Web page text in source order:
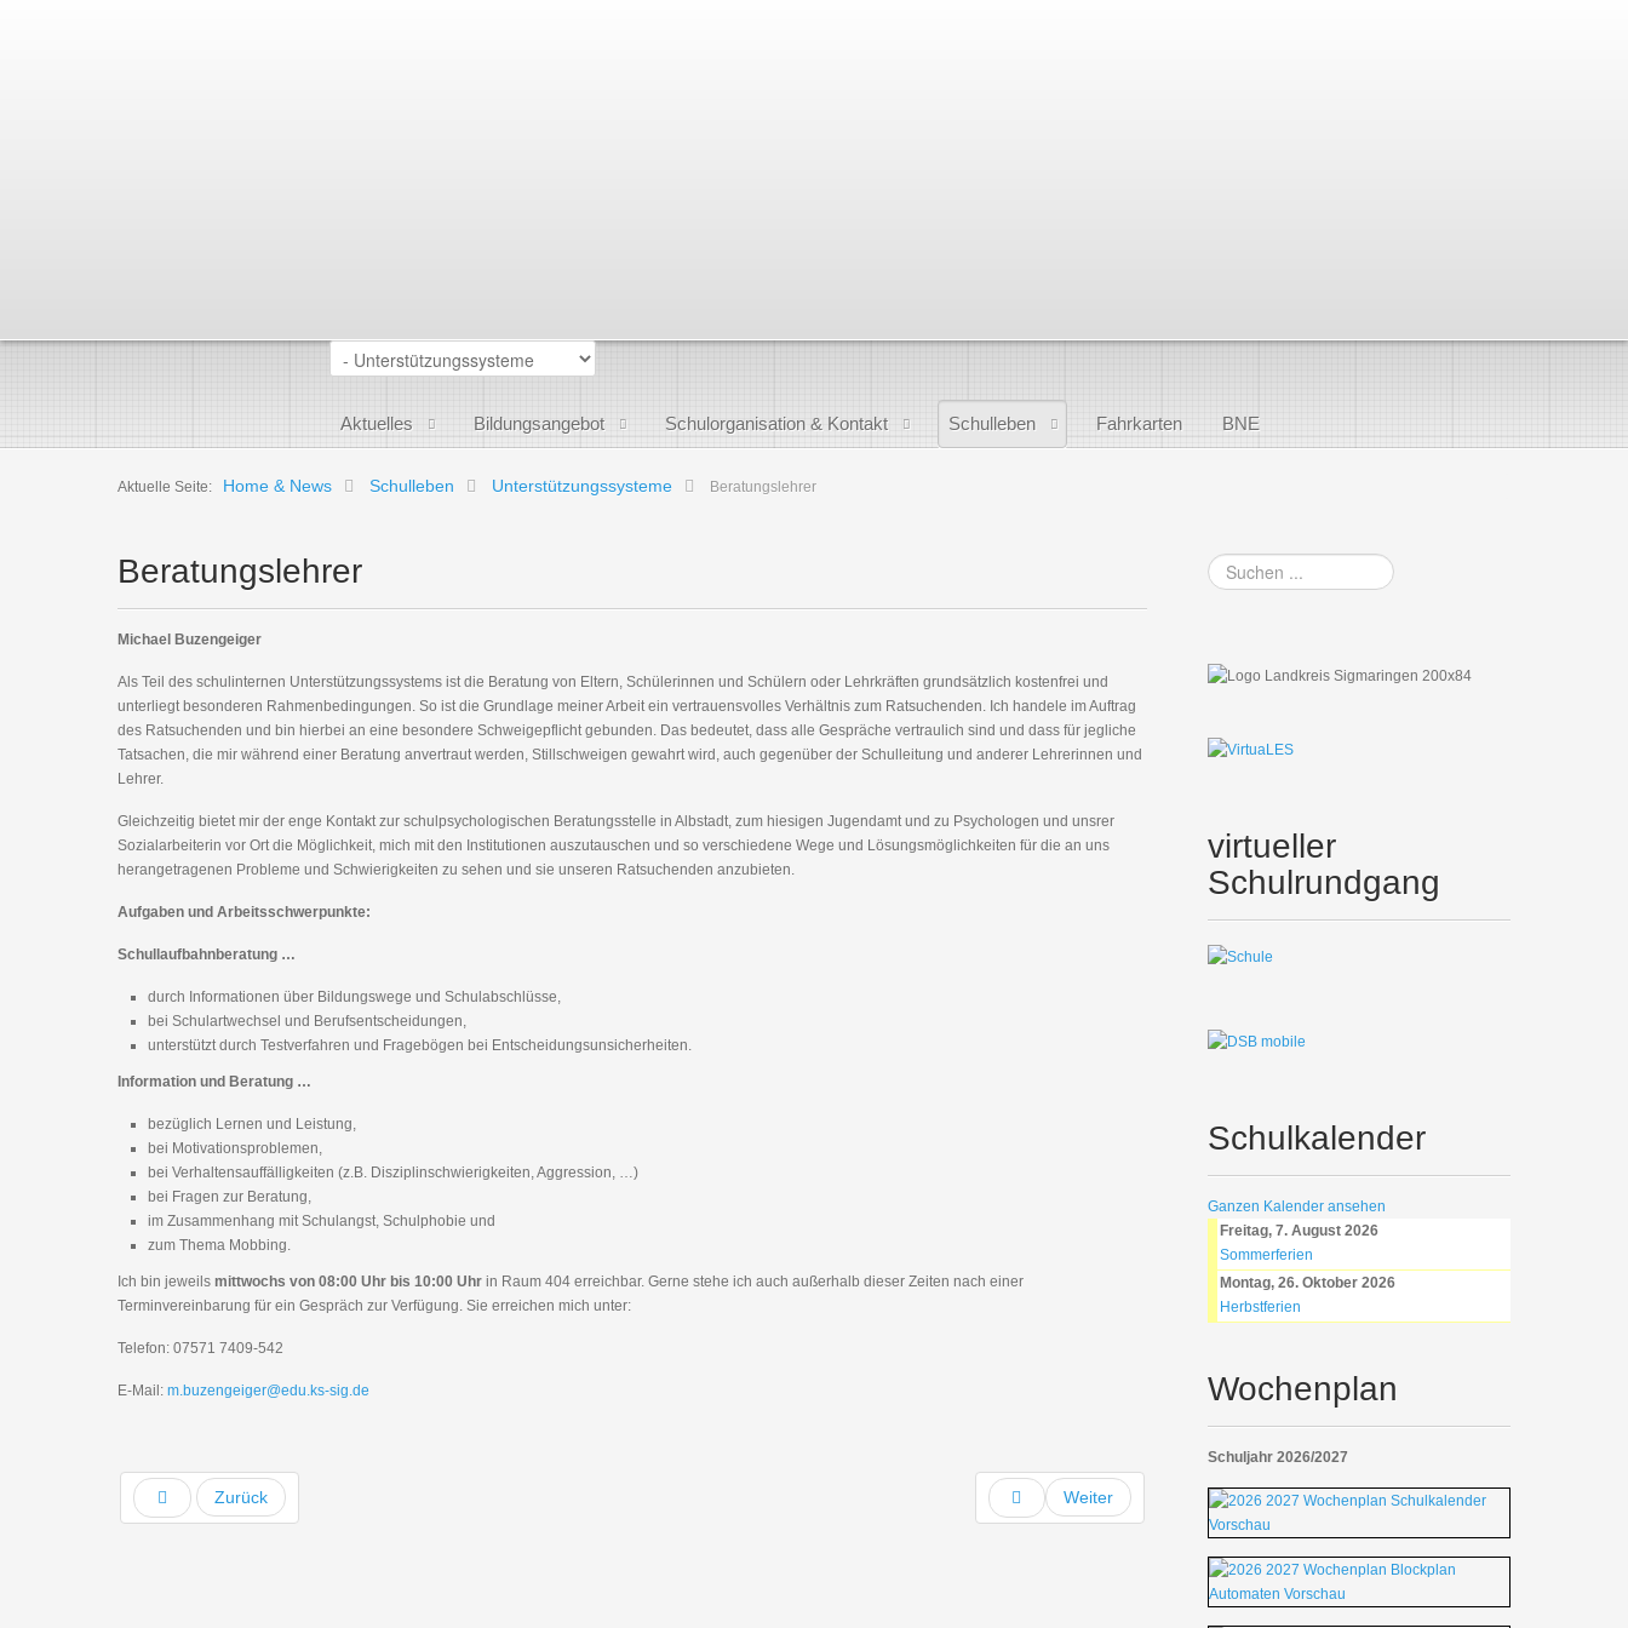
Aktuelles Bildungsangebot Schulorganisation & Kontakt Schulleben Fahrkarten BNE
Aktuelle Seite: Home & News Schulleben Unterstützungssysteme Beratungslehrer
Beratungslehrer
Michael Buzengeiger
Als Teil des schulinternen Unterstützungssystems ist die Beratung von Eltern, Schülerinnen und Schülern oder Lehrkräften grundsätzlich kostenfrei und
unterliegt besonderen Rahmenbedingungen. So ist die Grundlage meiner Arbeit ein vertrauensvolles Verhältnis zum Ratsuchenden. Ich handele im Auftrag
des Ratsuchenden und bin hierbei an eine besondere Schweigepflicht gebunden. Das bedeutet, dass alle Gespräche vertraulich sind und dass für jegliche
Tatsachen, die mir während einer Beratung anvertraut werden, Stillschweigen gewahrt wird, auch gegenüber der Schulleitung und anderer Lehrerinnen und
Lehrer.
Gleichzeitig bietet mir der enge Kontakt zur schulpsychologischen Beratungsstelle in Albstadt, zum hiesigen Jugendamt und zu Psychologen und unsrer
Sozialarbeiterin vor Ort die Möglichkeit, mich mit den Institutionen auszutauschen und so verschiedene Wege und Lösungsmöglichkeiten für die an uns
herangetragenen Probleme und Schwierigkeiten zu sehen und sie unseren Ratsuchenden anzubieten.
Aufgaben und Arbeitsschwerpunkte:
Schullaufbahnberatung …
durch Informationen über Bildungswege und Schulabschlüsse,
bei Schulartwechsel und Berufsentscheidungen,
unterstützt durch Testverfahren und Fragebögen bei Entscheidungsunsicherheiten.
Information und Beratung …
bezüglich Lernen und Leistung,
bei Motivationsproblemen,
bei Verhaltensauffälligkeiten (z.B. Disziplinschwierigkeiten, Aggression, …)
bei Fragen zur Beratung,
im Zusammenhang mit Schulangst, Schulphobie und
zum Thema Mobbing.
Ich bin jeweils mittwochs von 08:00 Uhr bis 10:00 Uhr in Raum 404 erreichbar. Gerne stehe ich auch außerhalb dieser Zeiten nach einer
Terminvereinbarung für ein Gespräch zur Verfügung. Sie erreichen mich unter:
Telefon: 07571 7409-542
E-Mail: m.buzengeiger@edu.ks-sig.de
Zurück Weiter
Suchen
...
virtueller
Schulrundgang
Schulkalender
Ganzen Kalender ansehen
Freitag, 7. August 2026
Sommerferien
Montag, 26. Oktober 2026
Herbstferien
Wochenplan
Schuljahr 2026/2027